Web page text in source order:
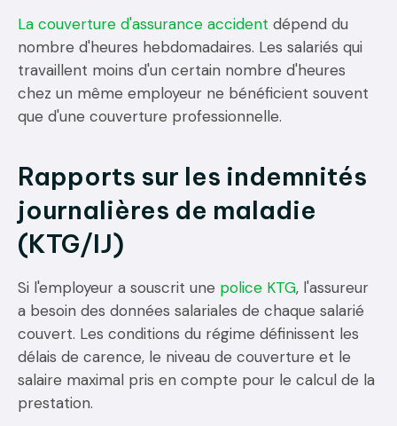
La couverture d'assurance accident dépend du
nombre d'heures hebdomadaires. Les salariés qui
travaillent moins d'un certain nombre d'heures
chez un même employeur ne bénéficient souvent
que d'une couverture professionnelle.
Rapports sur les indemnités
journalières de maladie
(KTG/IJ)
Si l'employeur a souscrit une police KTG, l'assureur
a besoin des données salariales de chaque salarié
couvert. Les conditions du régime définissent les
délais de carence, le niveau de couverture et le
salaire maximal pris en compte pour le calcul de la
prestation.